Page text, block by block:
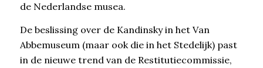
de Nederlandse musea.
De beslissing over de Kandinsky in het Van
Abbemuseum (maar ook die in het Stedelijk) past
in de nieuwe trend van de Restitutiecommissie,